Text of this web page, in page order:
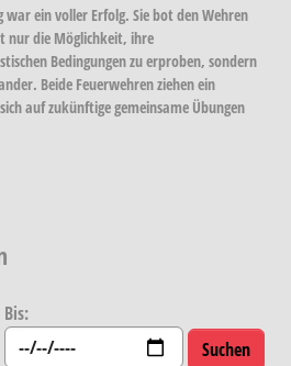
war ein voller Erfolg. Sie bot den Wehren
nur die Möglichkeit, ihre
Bedingungen zu erproben, sondern
Beide Feuerwehren ziehen ein
auf zukünftige gemeinsame Übungen
Bis: